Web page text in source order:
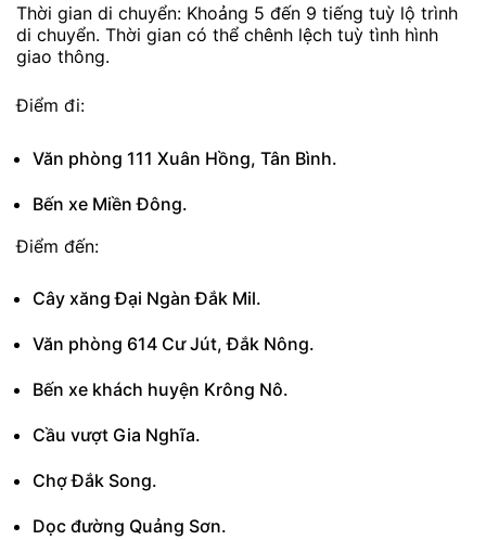
Thời gian di chuyển: Khoảng 5 đến 9 tiếng tuỳ lộ trình
di chuyển. Thời gian có thể chênh lệch tuỳ tình hình
giao thông.
Điểm đi:
Văn phòng 111 Xuân Hồng, Tân Bình.
Bến xe Miền Đông.
Điểm đến:
Cây xăng Đại Ngàn Đắk Mil.
Văn phòng 614 Cư Jút, Đắk Nông.
Bến xe khách huyện Krông Nô.
Cầu vượt Gia Nghĩa.
Chợ Đắk Song.
Dọc đường Quảng Sơn.